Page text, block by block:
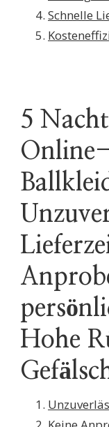
Schnelle
5
Hohe